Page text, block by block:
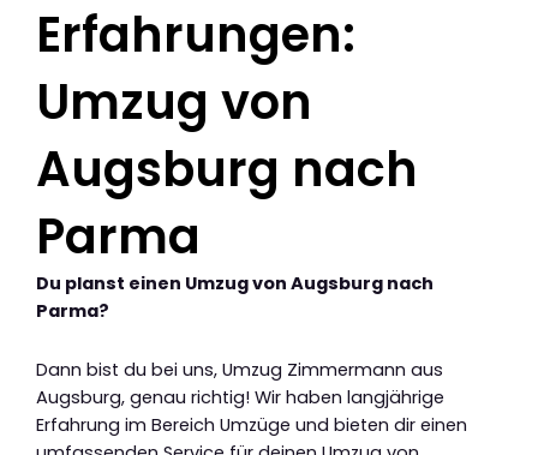
Erfahrungen:
Umzug von
Augsburg nach
Parma
Du planst einen Umzug von Augsburg nach
Parma?
Dann bist du bei uns, Umzug Zimmermann aus
Augsburg, genau richtig! Wir haben langjährige
Erfahrung im Bereich Umzüge und bieten dir einen